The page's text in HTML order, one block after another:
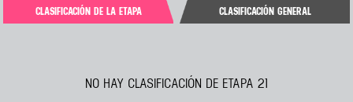
CLASIFICACIÓN DE LA ETAPA CLASIFICACIÓN GENERAL
NO HAY CLASIFICACIÓN DE ETAPA 21